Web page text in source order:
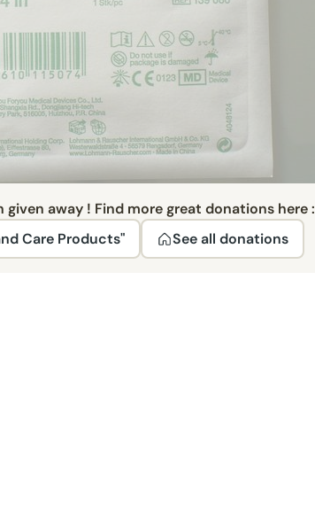
given away ! Find more great donations here :
Care Products"
See all donations